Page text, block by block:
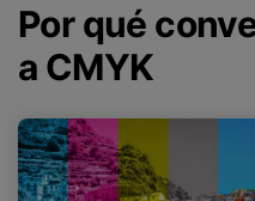
Por qué
a CMYK